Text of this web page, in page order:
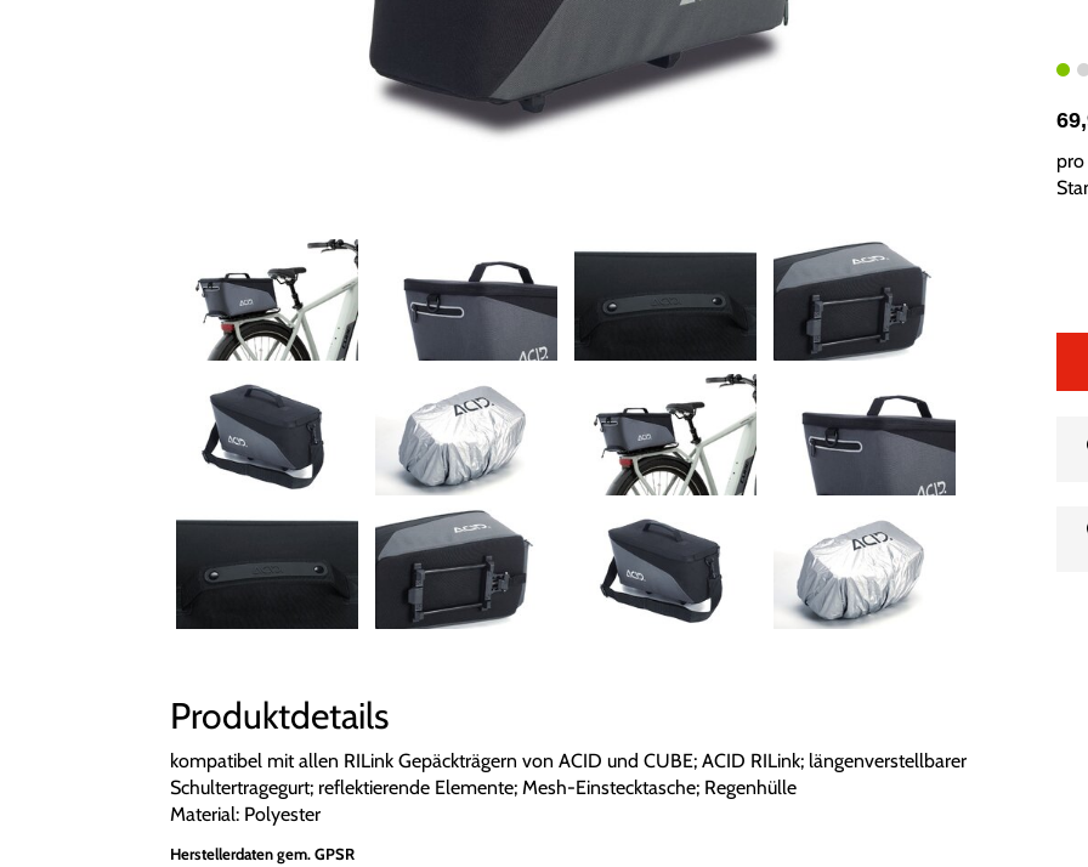
Produktdetails
kompatibel mit allen RILink Gepäckträgern von ACID und CUBE; ACID RILink; längenverstellbarer
Schultertragegurt; reflektierende Elemente; Mesh-Einstecktasche; Regenhülle
Material: Polyester
Herstellerdaten gem. GPSR
pro